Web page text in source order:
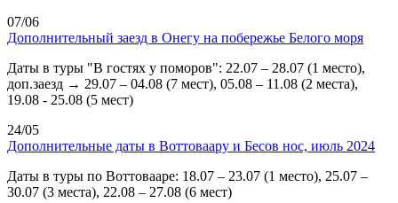
07/06
Дополнительный заезд в Онегу на побережье Белого моря
Даты в туры "В гостях у поморов": 22.07 – 28.07 (1 место),
доп.заезд → 29.07 – 04.08 (7 мест), 05.08 – 11.08 (2 места),
19.08 - 25.08 (5 мест)
24/05
Дополнительные даты в Воттоваару и Бесов нос, июль 2024
Даты в туры по Воттовааре: 18.07 – 23.07 (1 место), 25.07 –
30.07 (3 места), 22.08 – 27.08 (6 мест)